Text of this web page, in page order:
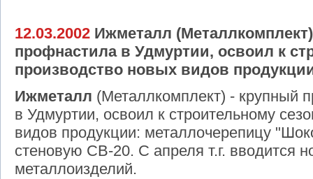
12.03.2002 Ижметалл
профнастила в Удмуртии, освоил к
производство новых видов
Ижметалл (Металлкомплект) - крупный
в Удмуртии, освоил к строительному
видов продукции: металлочерепицу
стеновую СВ-20. С апреля т.г. вводится
металлоизделий.